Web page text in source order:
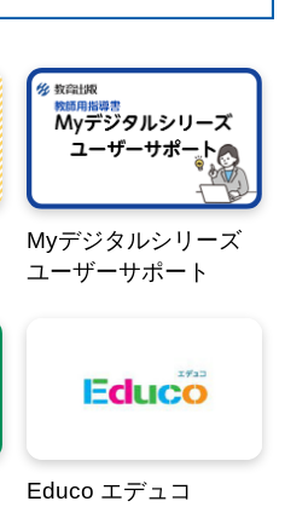
Myデジタルシリーズ
ユーザーサポート
Educo エデュコ